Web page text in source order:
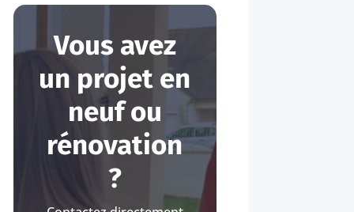
Vous avez
un projet en
neuf ou
rénovation
?